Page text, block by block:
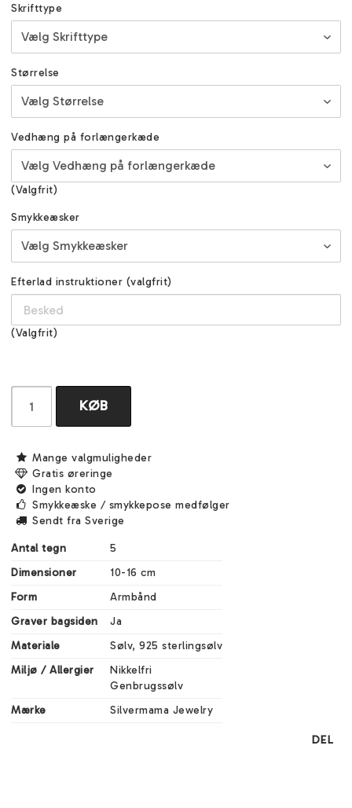
Skrifttype
Størrelse
Vedhæng på forlængerkæde
(Valgfrit)
Smykkeæsker
Efterlad instruktioner (valgfrit)
(Valgfrit)
KØB
Mange valgmuligheder
Gratis øreringe
Ingen konto
Smykkeæske / smykkepose medfølger
Sendt fra Sverige
Antal tegn
5
Dimensioner
10-16 cm
Form
Armbånd
Graver bagsiden
Ja
Materiale
Sølv, 925 sterlingsølv
Miljø / Allergier
Nikkelfri
Genbrugssølv
Mærke
Silvermama Jewelry
DEL